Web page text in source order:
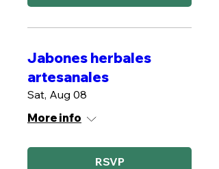
Jabones herbales
artesanales
Sat, Aug 08
More info
RSVP